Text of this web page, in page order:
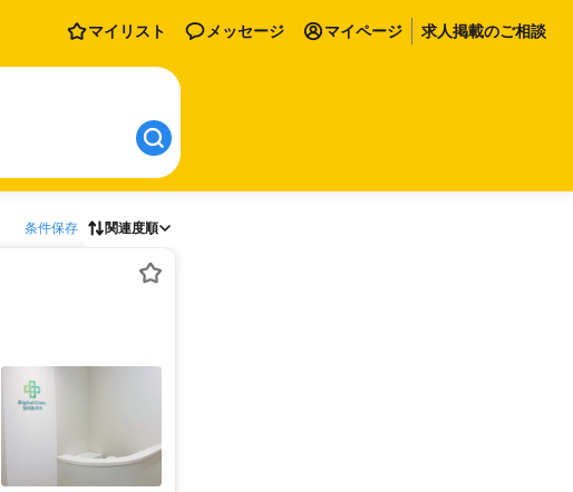
マイリスト メッセージ マイページ 求人掲載のご相談
条件保存 関連度順